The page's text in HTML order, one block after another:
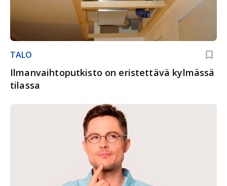
TALO
Ilmanvaihtoputkisto on eristettävä kylmässä
tilassa